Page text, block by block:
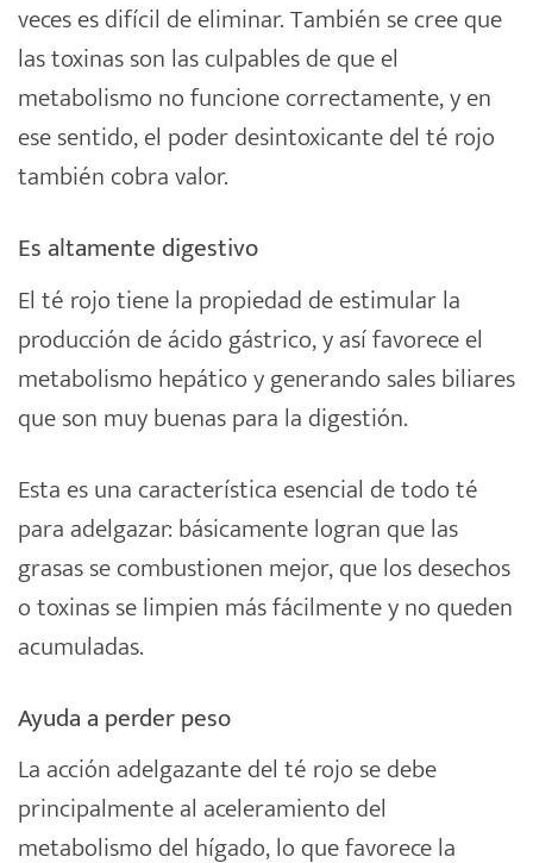
veces es difícil de eliminar. También se cree que
las toxinas son las culpables de que el
metabolismo no funcione correctamente, y en
ese sentido, el poder desintoxicante del té rojo
también cobra valor.
Es altamente digestivo
El té rojo tiene la propiedad de estimular la
producción de ácido gástrico, y así favorece el
metabolismo hepático y generando sales biliares
que son muy buenas para la digestión.
Esta es una característica esencial de todo té
para adelgazar: básicamente logran que las
grasas se combustionen mejor, que los desechos
o toxinas se limpien más fácilmente y no queden
acumuladas.
Ayuda a perder peso
La acción adelgazante del té rojo se debe
principalmente al aceleramiento del
metabolismo del hígado, lo que favorece la